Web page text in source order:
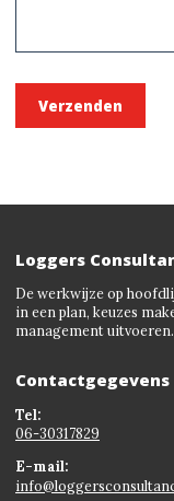
Loggers
De werkwijze op
in een plan, keuzes
management uitvoeren.
Contactgegevens
Tel:
06-30317829
E-mail: